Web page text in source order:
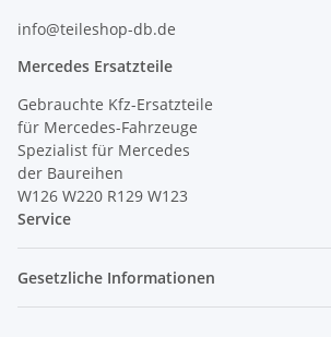
info@teileshop-db.de
Mercedes Ersatzteile
Gebrauchte Kfz-Ersatzteile
für Mercedes-Fahrzeuge
Spezialist für Mercedes
der Baureihen
W126 W220 R129 W123
Service
Gesetzliche Informationen